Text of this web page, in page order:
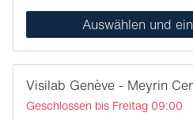
Auswählen und
Visilab Genève - Meyrin
Geschlossen bis Freitag 09:00